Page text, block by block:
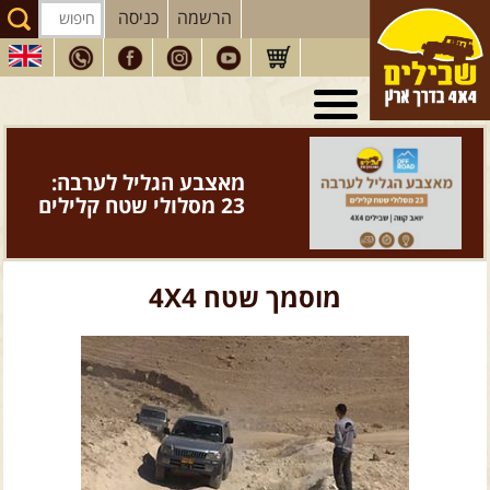
הרשמה כניסה
טיולי 4X4
בארץ
מסעות בעולם
טיוליםלרכב פנאי
הדרכותנהיגה
שלנו
הירשמו לניוזלטר שבילים
הבלוג של יואב קווה
פודקאסט ג'יפאות
מאצבע הגליל לערבה:
23 מסלולי שטח קלילים
מוסמך שטח 4X4